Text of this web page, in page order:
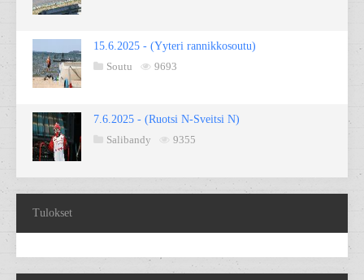
15.6.2025 - (Yyteri rannikkosoutu)
Soutu
9693
7.6.2025 - (Ruotsi N-Sveitsi N)
Salibandy
9355
Tulokset